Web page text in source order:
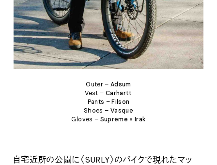
Outer –Adsum
Vest – Carhartt
Pants –Filson
Shoes – Vasque
Gloves – Supreme × Irak
自宅近所の公園に〈SURLY〉のバイクで現れたマッ